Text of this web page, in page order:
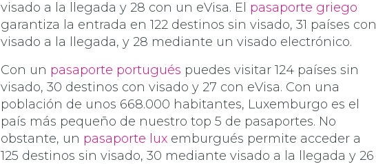
visado a la llegada y 28 con un eVisa. El pasaporte griego
garantiza la entrada en 122 destinos sin visado, 31 países con
visado a la llegada, y 28 mediante un visado electrónico.
Con un pasaporte portugués puedes visitar 124 países sin
visado, 30 destinos con visado y 27 con eVisa. Con una
población de unos 668.000 habitantes, Luxemburgo es el
país más pequeño de nuestro top 5 de pasaportes. No
obstante, un pasaporte lux emburgués permite acceder a
125 destinos sin visado, 30 mediante visado a la llegada y 26